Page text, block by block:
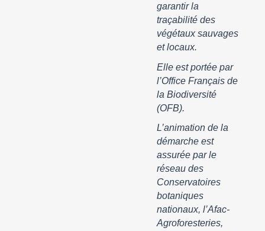
garantir la
traçabilité des
végétaux sauvages
et locaux.
Elle est portée par
l’Office Français de
la Biodiversité
(OFB).
L’animation de la
démarche est
assurée par le
réseau des
Conservatoires
botaniques
nationaux, l’Afac-
Agroforesteries,